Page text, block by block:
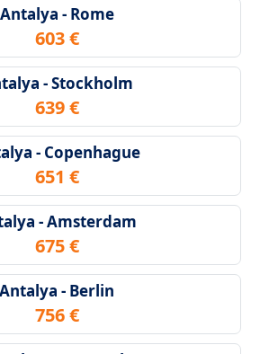
Antalya - Rome
603 €
- Stockholm
639 €
- Copenhague
651 €
- Amsterdam
675 €
Antalya - Berlin
756 €